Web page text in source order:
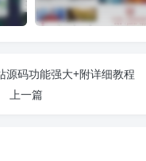
源码功能强大+附详细教程
上一篇